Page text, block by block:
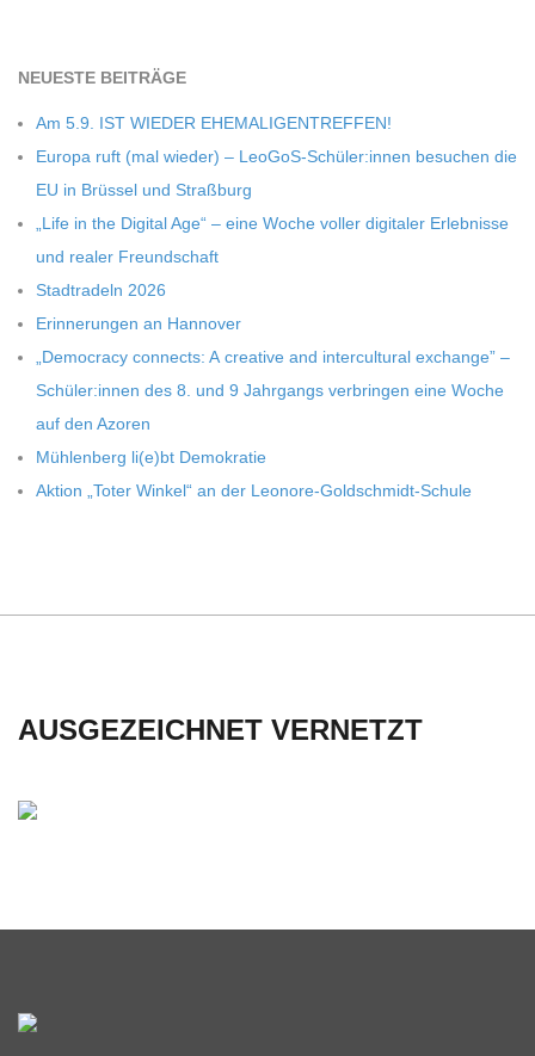
H
M
I
D
T
-
S
H
L
E
NEU­ESTE BEITRÄGE
Am 5.9. IST WIEDER EHEMALIGENTREFFEN!
Europa ruft (mal wie­der) – LeoGoS-Schüler:innen besu­chen die
EU in Brüs­sel und Straßburg
„Life in the Digi­tal Age“ – eine Woche vol­ler digi­ta­ler Erleb­nisse
und rea­ler Freundschaft
Stadt­ra­deln 2026
Erin­ne­run­gen an Hannover
„Demo­cracy con­nects: A crea­tive and inter­cul­tu­ral exch­ange” –
Schüler:innen des 8. und 9 Jahr­gangs ver­brin­gen eine Woche
auf den Azoren
Müh­len­berg li(e)bt Demokratie
Aktion „Toter Win­kel“ an der Leonore-Goldschmidt-Schule
AUSGEZEICHNET VERNETZT